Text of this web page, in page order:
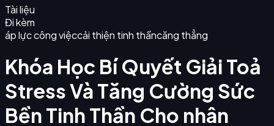
Tài liệu
Đi kèm
áp lực công việccải thiện tinh thầncăng thẳng
Khóa Học Bí Quyết Giải Toả
Stress Và Tăng Cường Sức
Bền Tinh Thần Cho nhân